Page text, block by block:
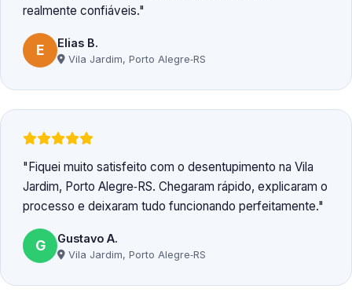
realmente confiáveis.
E Elias B.
Vila Jardim, Porto Alegre‑RS
Fiquei muito satisfeito com o desentupimento na Vila
Jardim, Porto Alegre‑RS. Chegaram rápido, explicaram o
processo e deixaram tudo funcionando perfeitamente.
G Gustavo A.
Vila Jardim, Porto Alegre‑RS